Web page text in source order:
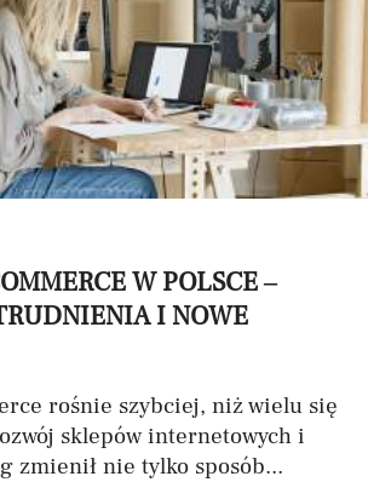
W POLSCE –
I NOWE
rośnie szybciej, niż wielu się
sklepów internetowych i
zmienił nie tylko sposób...